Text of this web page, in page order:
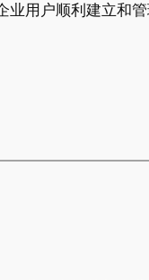
业用户顺利建立和